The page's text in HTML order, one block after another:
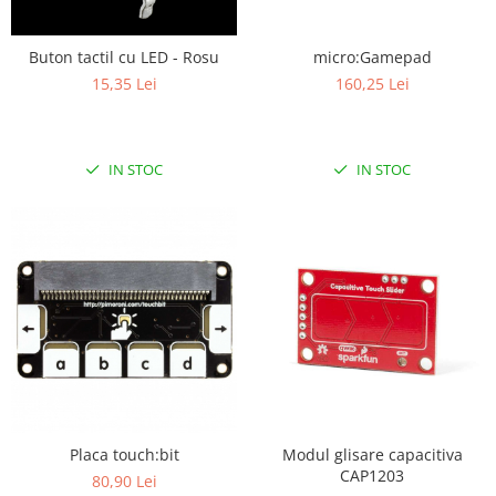
Prusa I3 DIY Kit
Carti
Pentru Incepatori
Carti
Junior Robotics
Lego Education
STEM Education
Kit Roboti
Buton tactil cu LED - Rosu
15,35 Lei
IN STOC
micro:Gamepad
160,25 Lei
IN STOC
Placa touch:bit
80,90 Lei
Modul glisare capacitiva
CAP1203